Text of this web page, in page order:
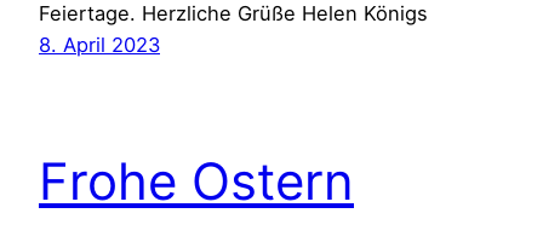
Feiertage. Herzliche Grüße Helen Königs
8. April 2023
Frohe Ostern